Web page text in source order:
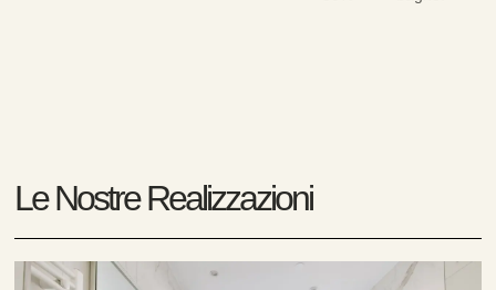
Le Nostre Realizzazioni